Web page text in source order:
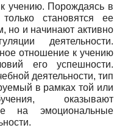
учению. Порождаясь в
становятся ее
но и начинают активно
деятельности.
отношение к учению
его успешности.
деятельности, тип
в рамках той или
оказывают
на эмоциональные